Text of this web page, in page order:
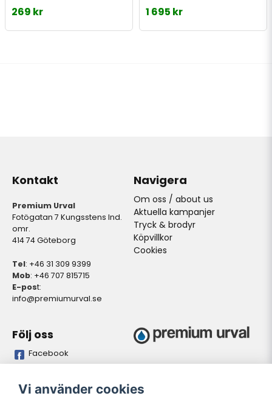
269 kr 1 695 kr
Kontakt
Premium Urval
Fotögatan 7 Kungsstens Ind.
omr.
414 74 Göteborg
Tel: +46 31 309 9399
Mob: +46 707 815715
E-post:
info@premiumurval.se
Navigera
Om oss / about us
Aktuella kampanjer
Tryck & brodyr
Köpvillkor
Cookies
Följ oss
Facebook
Bankgiro
5837-9371 528641-4
Vi använder cookies